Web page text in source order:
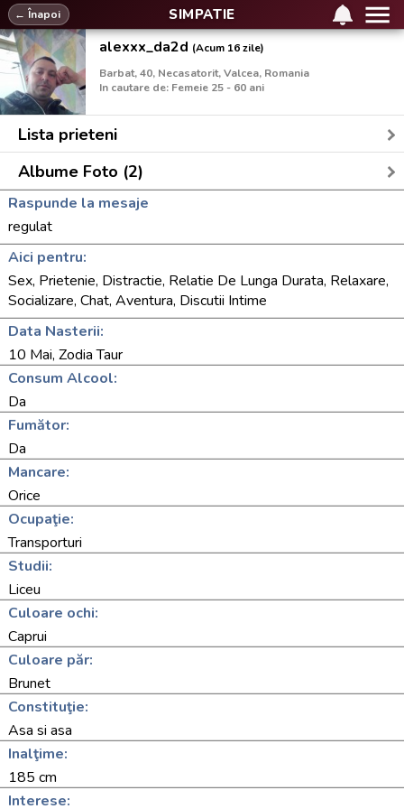
SIMPATIE
← Înapoi
alexxx_da2d (Acum 16 zile)
Barbat, 40, Necasatorit, Valcea, Romania
In cautare de: Femeie 25 - 60 ani
Lista prieteni
Albume Foto (2)
Raspunde la mesaje
regulat
Aici pentru:
Sex, Prietenie, Distractie, Relatie De Lunga Durata, Relaxare,
Socializare, Chat, Aventura, Discutii Intime
Data Nasterii:
10 Mai, Zodia Taur
Consum Alcool:
Da
Fumător:
Da
Mancare:
Orice
Ocupaţie:
Transporturi
Studii:
Liceu
Culoare ochi:
Caprui
Culoare păr:
Brunet
Constituţie:
Asa si asa
Inalţime:
185 cm
Interese: